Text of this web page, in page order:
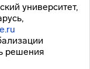
университет,
решения